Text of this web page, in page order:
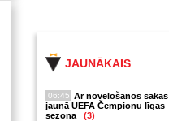
JAUNĀKAIS
06:45 Ar novēlošanos sākas
jaunā UEFA Čempionu līgas
sezona
(3)